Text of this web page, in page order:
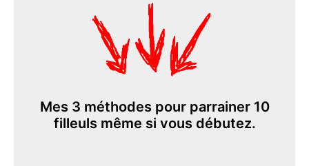
Mes 3 méthodes pour parrainer 10
filleuls même si vous débutez.